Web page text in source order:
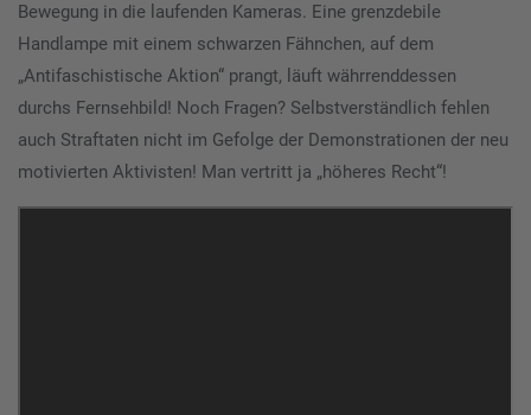
Bewegung in die laufenden Kameras. Eine grenzdebile
Handlampe mit einem schwarzen Fähnchen, auf dem
„Antifaschistische Aktion“ prangt, läuft währrenddessen
durchs Fernsehbild! Noch Fragen? Selbstverständlich fehlen
auch Straftaten nicht im Gefolge der Demonstrationen der neu
motivierten Aktivisten! Man vertritt ja „höheres Recht“!